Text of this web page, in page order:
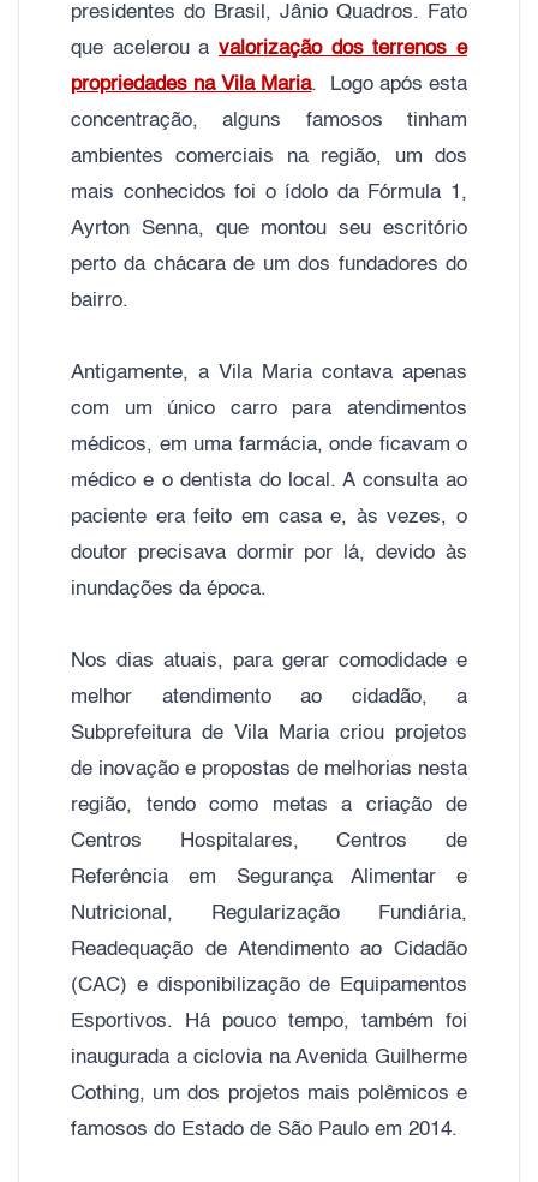
presidentes do Brasil, Jânio Quadros. Fato
que acelerou a valorização dos terrenos e
propriedades na Vila Maria. Logo após esta
concentração, alguns famosos tinham
ambientes comerciais na região, um dos
mais conhecidos foi o ídolo da Fórmula 1,
Ayrton Senna, que montou seu escritório
perto da chácara de um dos fundadores do
bairro.
Antigamente, a Vila Maria contava apenas
com um único carro para atendimentos
médicos, em uma farmácia, onde ficavam o
médico e o dentista do local. A consulta ao
paciente era feito em casa e, às vezes, o
doutor precisava dormir por lá, devido às
inundações da época.
Nos dias atuais, para gerar comodidade e
melhor atendimento ao cidadão, a
Subprefeitura de Vila Maria criou projetos
de inovação e propostas de melhorias nesta
região, tendo como metas a criação de
Centros Hospitalares, Centros de
Referência em Segurança Alimentar e
Nutricional, Regularização Fundiária,
Readequação de Atendimento ao Cidadão
(CAC) e disponibilização de Equipamentos
Esportivos. Há pouco tempo, também foi
inaugurada a ciclovia na Avenida Guilherme
Cothing, um dos projetos mais polêmicos e
famosos do Estado de São Paulo em 2014.